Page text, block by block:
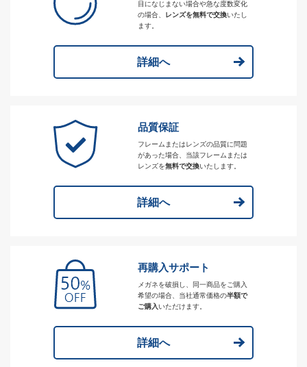
目になじまない場合や急な度数変化
の場合、
レンズを無料で交換いたし
ます。
詳細へ
品質保証
フレームまたはレンズの品質に問題
があった場合、当該フレームまたは
レンズを無料で交換いたします。
詳細へ
再購入サポート
メガネを破損し、同一商品をご購入
希望の場合、当社通常価格の半額で
ご購入いただけます。
詳細へ